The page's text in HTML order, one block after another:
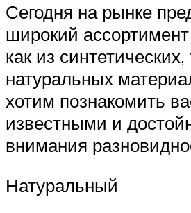
Сегодня на рынке
широкий
как из синтетических,
натуральных
хотим познакомить
известными и
внимания
Натуральный